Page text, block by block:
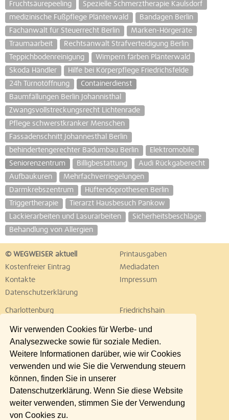
Wir verwenden Cookies für Werbe- und
Analysezwecke sowie für soziale Medien.
Weitere Informationen darüber, wie wir Cookies
verwenden und wie Sie die Verwendung steuern
können, finden Sie in unserer
Datenschutzerklärung. Wenn Sie diese Website
weiter verwenden, stimmen Sie der Verwendung
von Cookies zu.
Fruchtsäurepeeling
Spezielle Schmerztherapie Kaulsdorf
medizinische Fußpflege Plänterwald
Bandagen Berlin
Fachanwalt für Steuerrecht Berlin
Marken-Hörgeräte
Traumaarbeit
Rechtsanwalt Strafverteidigung Berlin
Teppichbodenreinigung
Wimpern färben Plänterwald
Skoda Händler
Hilfe bei Körperpflege Friedrichsfelde
24h Türnotöffnung
Containerdienst
Baumfällungen Berlin Johannisthal
Zwangsvollstreckungsrecht Lichtenrade
Pflege schwerstkranker Menschen
Fassadenschnitt Johannesthal Berlin
behindertengerechter Badumbau Berlin
Elektromobile
Seniorenzentrum
Billigbestattung
Audi Rückgaberecht
Aufbaukuren
Mehrfachverriegelungen
Darmkrebszentrum
Hüftendoprothesen Berlin
Triggertherapie
Tierarzt Hausbesuch Pankow
Lackierarbeiten und Lasurarbeiten
Sicherheitsbeschläge
Behandlung von Allergien
© WEGWEISER aktuell
Printausgaben
Kostenfreier Eintrag
Mediadaten
Kontakte
Impressum
Datenschutzerklärung
Charlottenburg
Friedrichshain
Lichtenberg
Marzahn
Neukölln
Pankow
Reinickendorf
Schöneberg
Spandau
Steglitz
Tempelhof